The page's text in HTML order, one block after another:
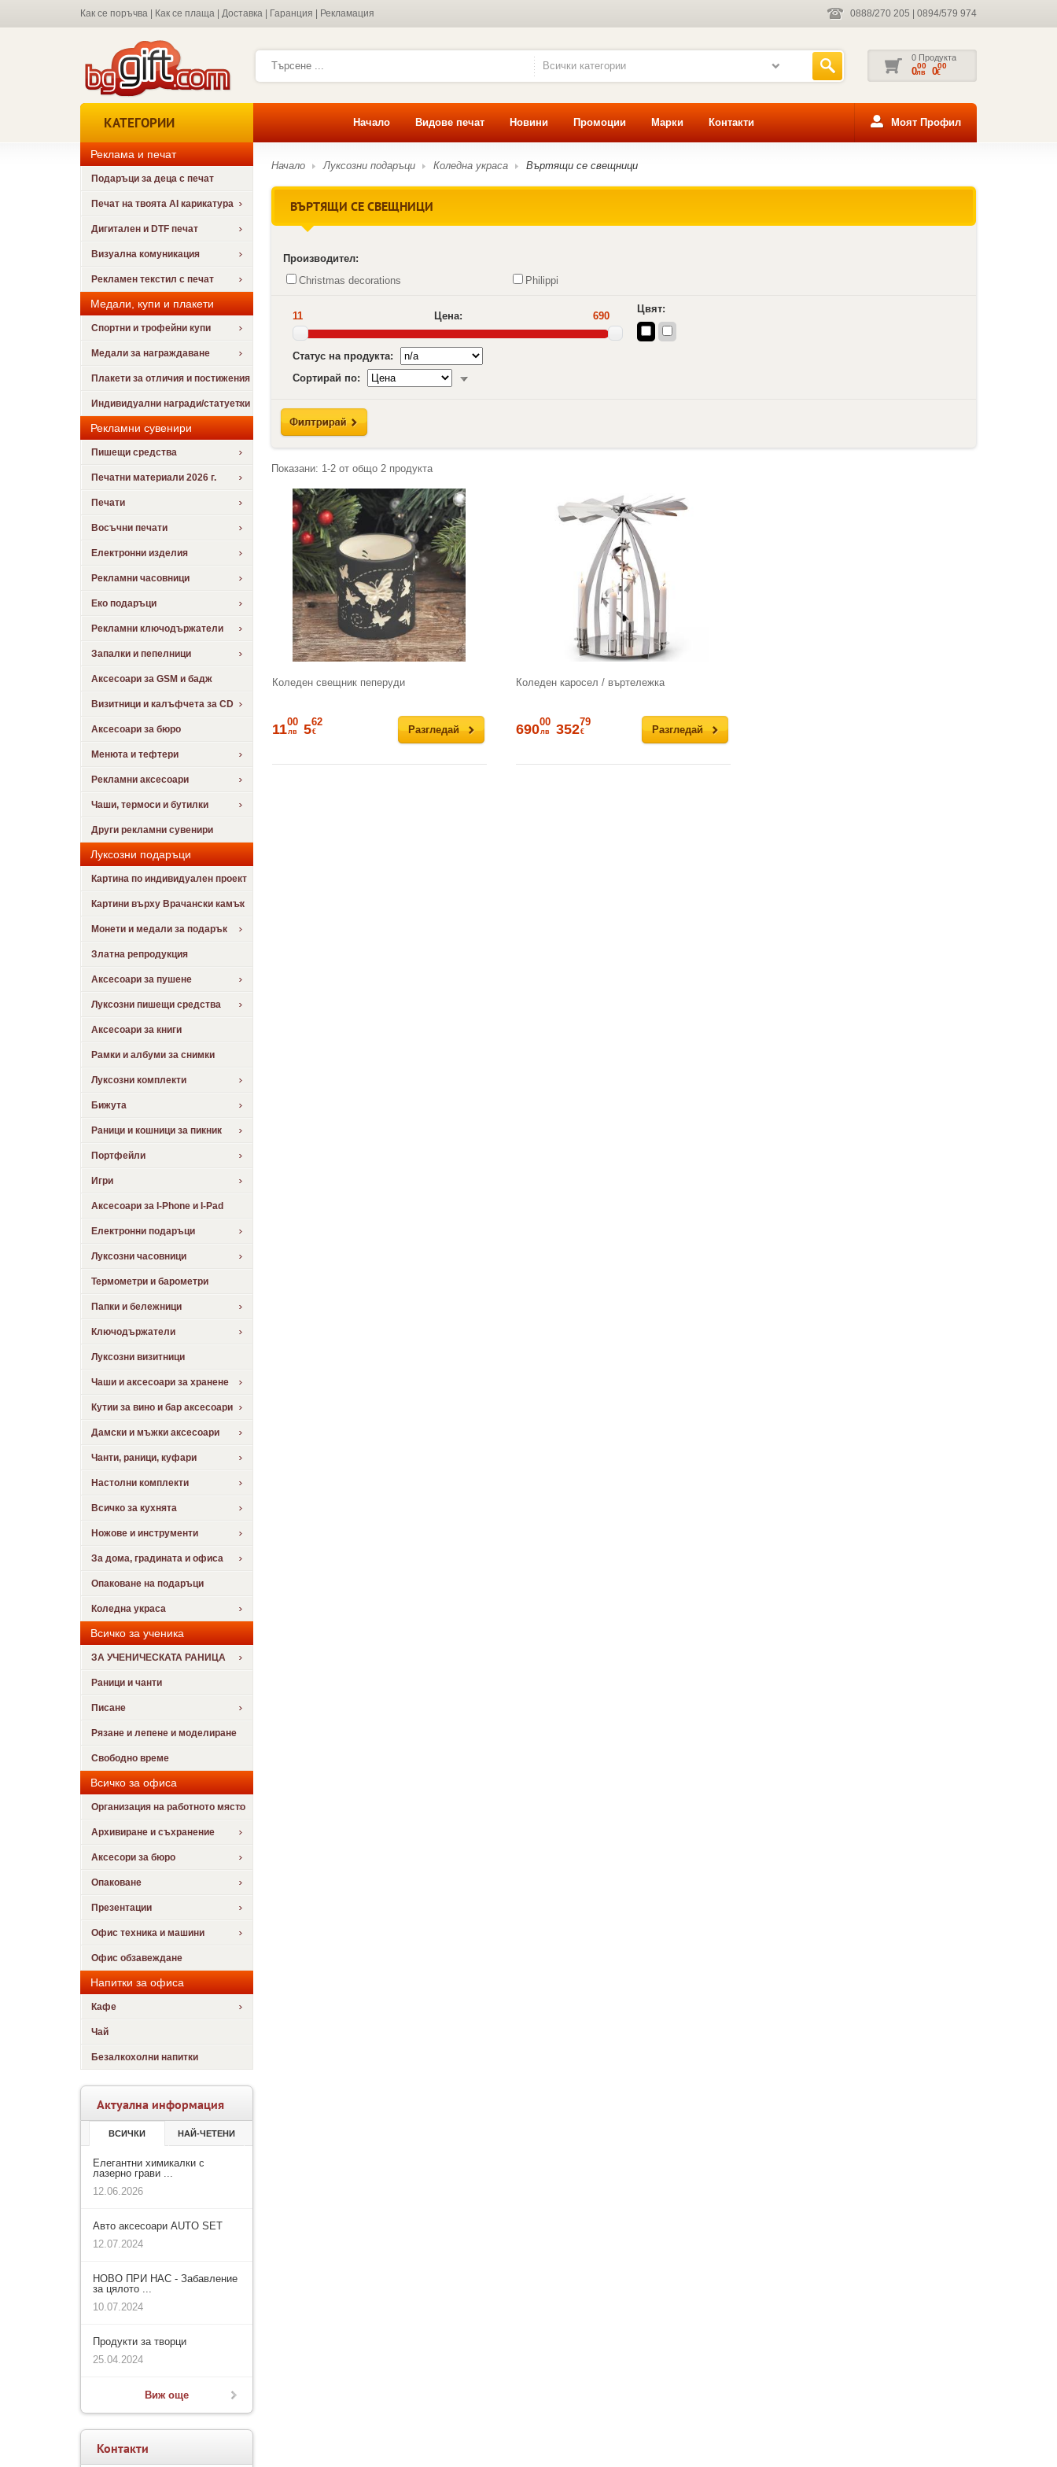
0888/270 205 0894/579 974
Как се поръчва Как се плаща Доставка Гаранция Рекламация
Всички категории
0 Продукта
000
лв 000
€
КАТЕГОРИИ Начало Видове печат Новини Промоции Марки Контакти Моят Профил
Реклама и печат
Подаръци за деца с печат
Печат на твоята AI карикатура
Дигитален и DTF печат
Визуална комуникация
Рекламен текстил с печат
Медали, купи и плакети
Спортни и трофейни купи
Медали за награждаване
Плакети за отличия и постижения
Индивидуални награди/статуетки
Рекламни сувенири
Пишещи средства
Печатни материали 2026 г.
Печати
Восъчни печати
Електронни изделия
Рекламни часовници
Еко подаръци
Рекламни ключодържатели
Запалки и пепелници
Аксесоари за GSM и бадж
Визитници и калъфчета за CD
Аксесоари за бюро
Менюта и тефтери
Рекламни аксесоари
Чаши, термоси и бутилки
Други рекламни сувенири
Луксозни подаръци
Картина по индивидуален проект
Картини върху Врачански камък
Монети и медали за подарък
Златна репродукция
Аксесоари за пушене
Луксозни пишещи средства
Аксесоари за книги
Рамки и албуми за снимки
Луксозни комплекти
Бижута
Раници и кошници за пикник
Портфейли
Игри
Аксесоари за I-Phone и I-Pad
Електронни подаръци
Луксозни часовници
Термометри и барометри
Папки и бележници
Ключодържатели
Луксозни визитници
Чаши и аксесоари за хранене
Кутии за вино и бар аксесоари
Дамски и мъжки аксесоари
Чанти, раници, куфари
Настолни комплекти
Всичко за кухнята
Ножове и инструменти
За дома, градината и офиса
Опаковане на подаръци
Коледна украса
Всичко за ученика
ЗА УЧЕНИЧЕСКАТА РАНИЦА
Раници и чанти
Писане
Рязане и лепене и моделиране
Свободно време
Всичко за офиса
Организация на работното място
Архивиране и съхранение
Аксесори за бюро
Опаковане
Презентации
Офис техника и машини
Офис обзавеждане
Напитки за офиса
Кафе
Чай
Безалкохолни напитки
Актуална информация
ВСИЧКИ НАЙ-ЧЕТЕНИ
Елегантни химикалки с
лазерно грави ...
12.06.2026
Авто аксесоари AUTO SET
12.07.2024
НОВО ПРИ НАС - Забавление
за цялото ...
10.07.2024
Продукти за творци
25.04.2024
Виж още
Контакти
Начало Луксозни подаръци Коледна украса Въртящи се свещници
ВЪРТЯЩИ СЕ СВЕЩНИЦИ
Производител:
Christmas decorations
Philippi
11 Цена: 690
Статус на продукта:
Сортирай по:
Цвят:
Показани: 1-2от общо 2продукта
Коледен свещник пеперуди
Разгледай
1100
лв 562
€
Коледен каросел / въртележка
Разгледай
69000
лв 35279
€